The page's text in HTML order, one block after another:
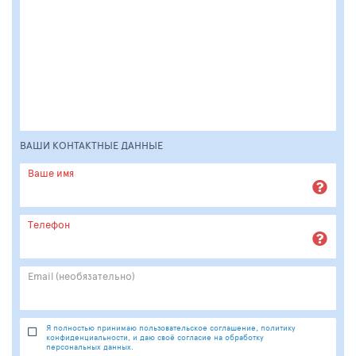
ВАШИ КОНТАКТНЫЕ ДАННЫЕ
Ваше имя
Телефон
Email (необязательно)
Я полностью принимаю пользовательское соглашение, политику
конфиденциальности, и даю своё согласие на обработку
персональных данных.